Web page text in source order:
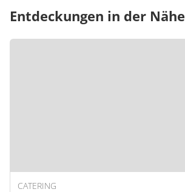
Entdeckungen in der Nähe
CATERING